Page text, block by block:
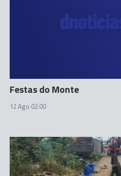
Festas do Monte
12 Ago 02:00